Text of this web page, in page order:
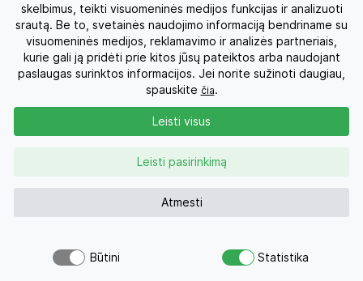
Kelionės po Lietuvą
Apie mus
Privatumo politika
Kontaktai
skelbimus, teikti visuomeninės medijos funkcijas ir analizuoti
srautą. Be to, svetainės naudojimo informaciją bendriname su
visuomeninės medijos, reklamavimo ir analizės partneriais,
kurie gali ją pridėti prie kitos jūsų pateiktos arba naudojant
paslaugas surinktos informacijos. Jei norite sužinoti daugiau,
spauskite čia.
Atmesti
Leisti pasirinkimą
Leisti visus
Būtini Statistika